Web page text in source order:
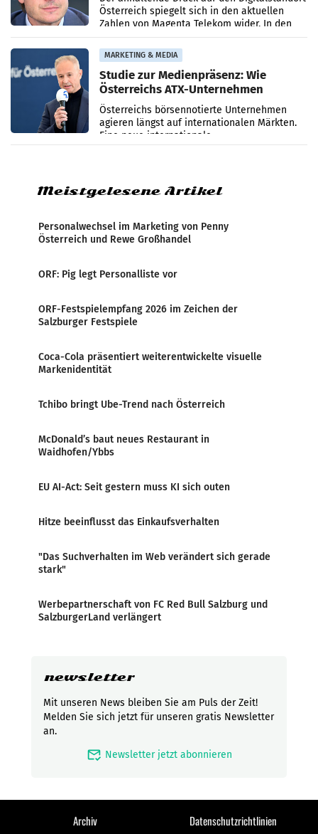
Österreich spiegelt sich in den aktuellen
Zahlen von Magenta Telekom wider. In den
ersten sechs Monaten des laufenden Jahres
verzeichnete
MARKETING & MEDIA
Studie zur Medienpräsenz: Wie
Österreichs ATX-Unternehmen
international wahrgenommen
werden
Österreichs börsennotierte Unternehmen
agieren längst auf internationalen Märkten.
Eine neue internationale
Medienresonanzanalyse untersucht die
Meistgelesene Artikel
Personalwechsel im Marketing von Penny
Österreich und Rewe Großhandel
ORF: Pig legt Personalliste vor
ORF-Festspielempfang 2026 im Zeichen der
Salzburger Festspiele
Coca-Cola präsentiert weiterentwickelte visuelle
Markenidentität
Tchibo bringt Ube-Trend nach Österreich
McDonald’s baut neues Restaurant in
Waidhofen/Ybbs
EU AI-Act: Seit gestern muss KI sich outen
Hitze beeinflusst das Einkaufsverhalten
"Das Suchverhalten im Web verändert sich gerade
stark"
Werbepartnerschaft von FC Red Bull Salzburg und
SalzburgerLand verlängert
newsletter
Mit unseren News bleiben Sie am Puls der Zeit!
Melden Sie sich jetzt für unseren gratis Newsletter
an.
mark_email_read Newsletter jetzt abonnieren
Archiv
Datenschutzrichtlinien